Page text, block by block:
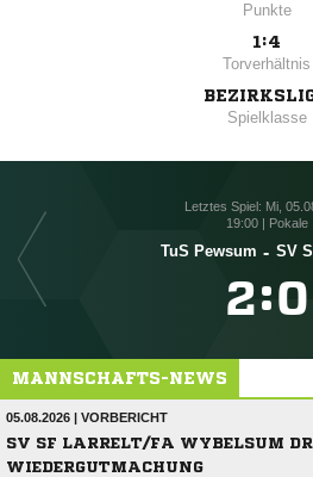
Punkte
1:4
Torverhältnis
Spielklasse
Letztes Spiel: Mi,
19:00 | Pokale
TuS Pewsum - SV
:
MANNSCHAFTS-NEWS
05.08.2026 | VORBERICHT
SV SF LARRELT/FA WYBELSUM
WIEDERGUTMACHUNG